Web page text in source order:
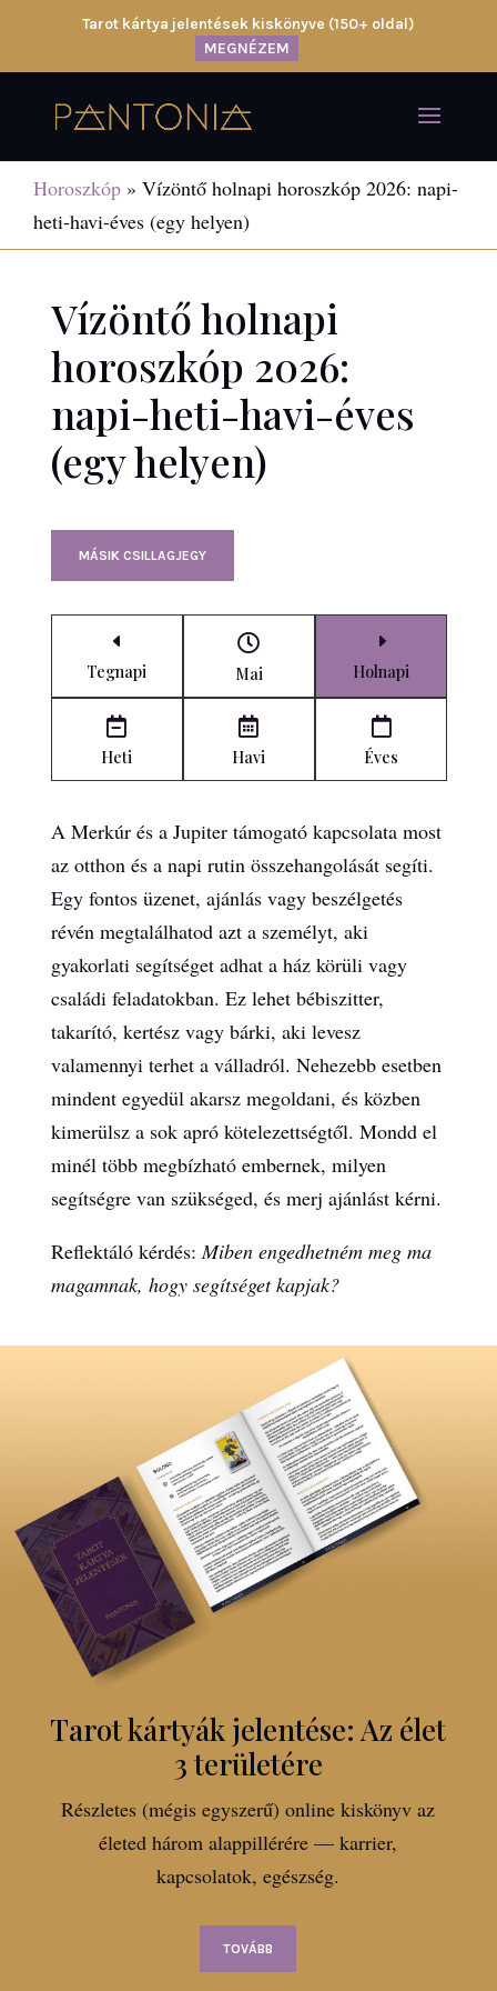
Tarot kártya jelentések kiskönyve (150+ oldal)
MEGNÉZEM
Horoszkóp » Vízöntő holnapi horoszkóp 2026: napi-
heti-havi-éves (egy helyen)
Vízöntő holnapi
horoszkóp 2026:
napi-heti-havi-éves
(egy helyen)
MÁSIK CSILLAGJEGY
D
Tegnapi

Mai
E
Holnapi

Heti

Havi

Éves
A Merkúr és a Jupiter támogató kapcsolata most
az otthon és a napi rutin összehangolását segíti.
Egy fontos üzenet, ajánlás vagy beszélgetés
révén megtalálhatod azt a személyt, aki
gyakorlati segítséget adhat a ház körüli vagy
családi feladatokban. Ez lehet bébiszitter,
takarító, kertész vagy bárki, aki levesz
valamennyi terhet a válladról. Nehezebb esetben
mindent egyedül akarsz megoldani, és közben
kimerülsz a sok apró kötelezettségtől. Mondd el
minél több megbízható embernek, milyen
segítségre van szükséged, és merj ajánlást kérni.
Reflektáló kérdés:Miben engedhetném meg ma
magamnak, hogy segítséget kapjak?
Tarot kártyák jelentése: Az élet
3 területére
Részletes (mégis egyszerű) online kiskönyv az
életed három alappillérére — karrier,
kapcsolatok, egészség.
TOVÁBB